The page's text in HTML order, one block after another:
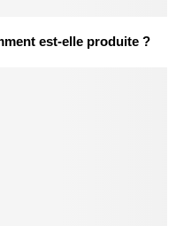
est-elle produite ?